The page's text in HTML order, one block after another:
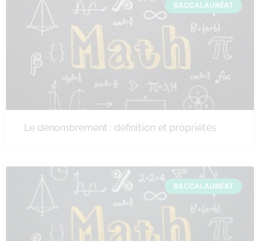
BACCALAURÉAT
Le dénombrement : définition et propriétés
BACCALAURÉAT